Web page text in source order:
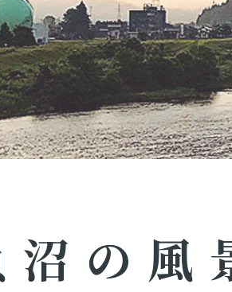
沼の風